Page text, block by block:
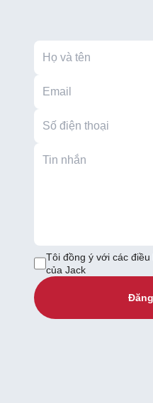
Tôi đồng ý với các
của Jack